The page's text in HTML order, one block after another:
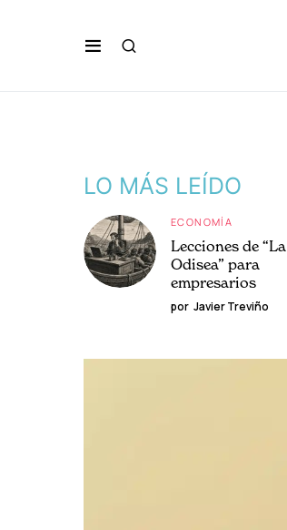
LO MÁS LEÍDO
ECONOMÍA
Lecciones de “La
Odisea” para
empresarios
por Javier Treviño